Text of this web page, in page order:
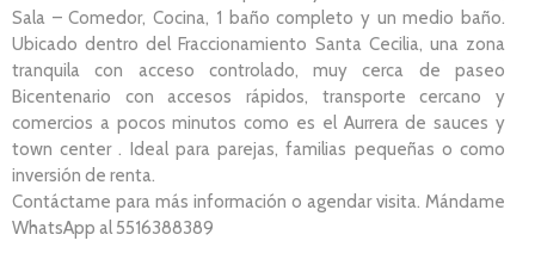
Sala – Comedor, Cocina, 1 baño completo y un medio baño.
Ubicado dentro del Fraccionamiento Santa Cecilia, una zona
tranquila con acceso controlado, muy cerca de paseo
Bicentenario con accesos rápidos, transporte cercano y
comercios a pocos minutos como es el Aurrera de sauces y
town center . Ideal para parejas, familias pequeñas o como
inversión de renta.
Contáctame para más información o agendar visita. Mándame
WhatsApp al 5516388389